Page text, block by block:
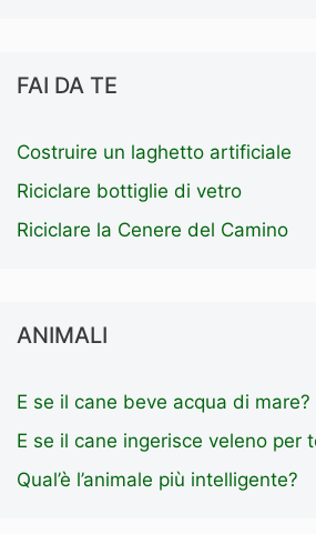
FAI DA TE
Costruire un laghetto artificiale
Riciclare bottiglie di vetro
Riciclare la Cenere del Camino
ANIMALI
E se il cane beve acqua di mare?
E se il cane ingerisce veleno per
Qual’è l’animale più intelligente?